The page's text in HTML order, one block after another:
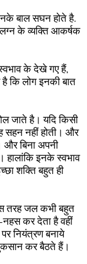
बाल सघन होते है.
के व्यक्ति आकर्षक
स्वभाव के देखे गए हैं,
है कि लोग इनकी बात
जाते है। यदि किसी
सहन नहीं होती। और
और बिना अपनी
हालांकि इनके स्वभाव
शक्ति बहुत ही
तरह जल कभी बहुत
कर देता है वहीं
नियंत्रण बनाये
कर बैठते हैं।